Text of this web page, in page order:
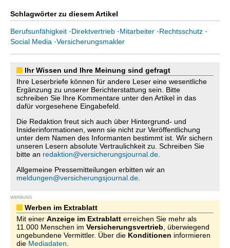
Schlagwörter zu diesem Artikel
Berufsunfähigkeit ·Direktvertrieb ·Mitarbeiter ·Rechtsschutz ·
Social Media ·Versicherungsmakler
Ihr Wissen und Ihre Meinung sind gefragt
Ihre Leserbriefe können für andere Leser eine wesentliche
Ergänzung zu unserer Berichterstattung sein. Bitte
schreiben Sie Ihre Kommentare unter den Artikel in das
dafür vorgesehene Eingabefeld.
Die Redaktion freut sich auch über Hintergrund- und
Insiderinformationen, wenn sie nicht zur Veröffentlichung
unter dem Namen des Informanten bestimmt ist. Wir sichern
unseren Lesern absolute Vertraulichkeit zu. Schreiben Sie
bitte an redaktion@versicherungsjournal.de
Allgemeine Pressemitteilungen erbitten wir an
meldungen@versicherungsjournal.de
WERBUNG
Werben im Extrablatt
Mit einer Anzeige im Extrablatt erreichen Sie mehr als
11.000 Menschen im Versicherungsvertrieb , überwiegend
ungebundene Vermittler. Über die Konditionen informieren
die Mediadaten